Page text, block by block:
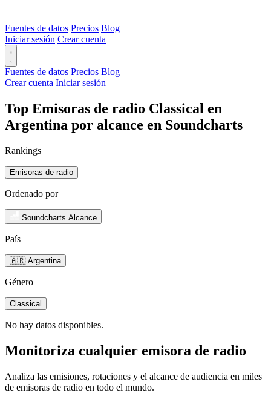
Fuentes de datos Precios Blog
Iniciar sesión Crear cuenta
Fuentes de datos Precios Blog
Crear cuenta Iniciar sesión
Top Emisoras de radio Classical en
Argentina por alcance en Soundcharts
Rankings
Emisoras de radio
Ordenado por
Soundcharts Alcance
País
🇦🇷 Argentina
Género
Classical
No hay datos disponibles.
Monitoriza cualquier emisora de radio
Analiza las emisiones, rotaciones y el alcance de audiencia en miles
de emisoras de radio en todo el mundo.